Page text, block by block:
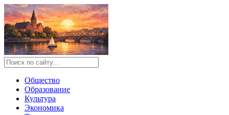
Общество
Образование
Культура
Экономика